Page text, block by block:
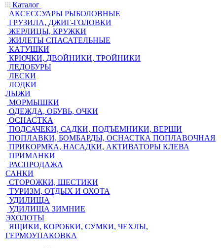
Каталог
АКСЕССУАРЫ РЫБОЛОВНЫЕ
ГРУЗИЛА, ДЖИГ-ГОЛОВКИ
ЖЕРЛИЦЫ, КРУЖКИ
ЖИЛЕТЫ СПАСАТЕЛЬНЫЕ
КАТУШКИ
КРЮЧКИ, ДВОЙНИКИ, ТРОЙНИКИ
ЛЕДОБУРЫ
ЛЕСКИ
ЛОДКИ
ЛЫЖИ
МОРМЫШКИ
ОДЕЖДА, ОБУВЬ, ОЧКИ
ОСНАСТКА
ПОДСАЧЕКИ, САДКИ, ПОДЪЕМНИКИ, ВЕРШИ
ПОПЛАВКИ, БОМБАРДЫ, ОСНАСТКА ПОПЛАВОЧНАЯ
ПРИКОРМКА, НАСАДКИ, АКТИВАТОРЫ КЛЕВА
ПРИМАНКИ
РАСПРОДАЖА
САНКИ
СТОРОЖКИ, ШЕСТИКИ
ТУРИЗМ, ОТДЫХ И ОХОТА
УДИЛИЩА
УДИЛИЩА ЗИМНИЕ
ЭХОЛОТЫ
ЯЩИКИ, КОРОБКИ, СУМКИ, ЧЕХЛЫ,
ГЕРМОУПАКОВКА